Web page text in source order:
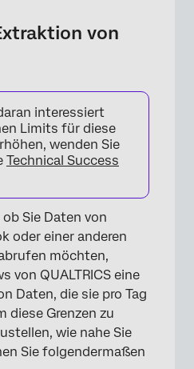
von
interessiert
Limits für diese
wenden Sie
Technical Success
Sie Daten von
oder einer anderen
möchten,
von QUALTRICS eine
Daten, die sie pro Tag
diese Grenzen zu
wie nahe Sie
Sie folgendermaßen